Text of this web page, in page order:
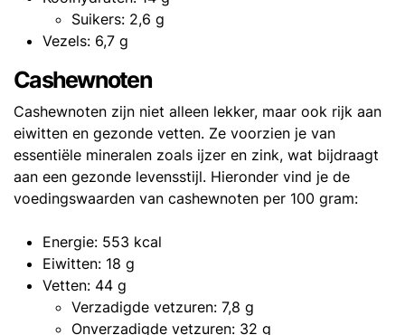
Suikers: 2,6 g
Vezels: 6,7 g
Cashewnoten
Cashewnoten zijn niet alleen lekker, maar ook rijk aan
eiwitten en gezonde vetten. Ze voorzien je van
essentiële mineralen zoals ijzer en zink, wat bijdraagt
aan een gezonde levensstijl. Hieronder vind je de
voedingswaarden van cashewnoten per 100 gram:
Energie: 553 kcal
Eiwitten: 18 g
Vetten: 44 g
Verzadigde vetzuren: 7,8 g
Onverzadigde vetzuren: 32 g